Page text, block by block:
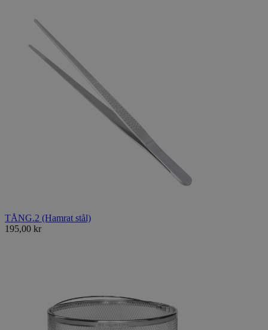
TÅNG.2 (Hamrat stål)
195,00 kr